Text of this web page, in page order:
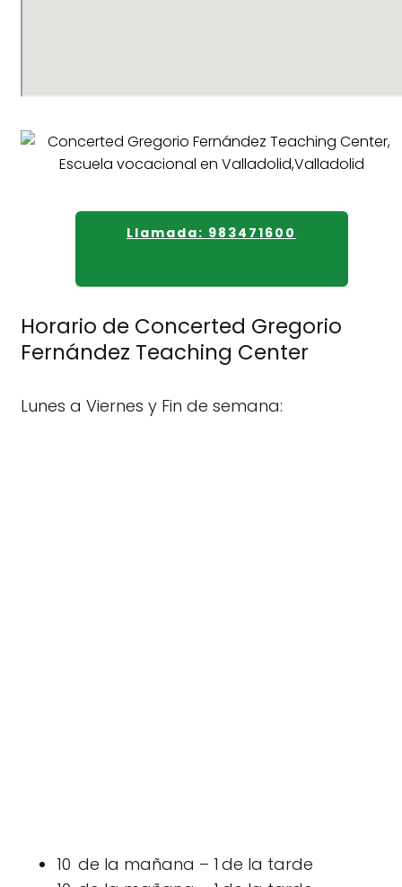
Llamada: 983471600
Horario de Concerted Gregorio
Fernández Teaching Center
Lunes a Viernes y Fin de semana:
10 de la mañana – 1 de la tarde